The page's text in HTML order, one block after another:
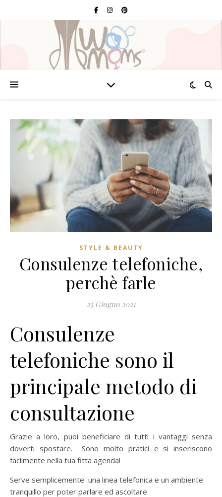
STYLE & BEAUTY
Consulenze telefoniche,
perchè farle
23 Giugno 2021
Consulenze
telefoniche sono il
principale metodo di
consultazione
Grazie a loro, puoi beneficiare di tutti i vantaggi senza
doverti spostare. Sono molto pratici e si inseriscono
facilmente nella tua fitta agenda!
Serve semplicemente una linea telefonica e un ambiente
tranquillo per poter parlare ed ascoltare.